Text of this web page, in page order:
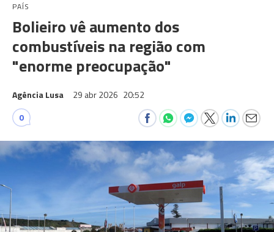
PAÍS
Bolieiro vê aumento dos
combustíveis na região com
"enorme preocupação"
Agência Lusa 29 abr 2026 20:52
0